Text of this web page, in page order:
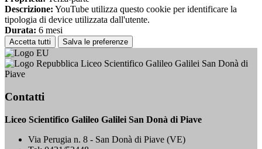
Descrizione: YouTube utilizza questo cookie per identificare la
tipologia di device utilizzata dall'utente.
Durata: 6 mesi
Accetta tutti Salva le preferenze
Liceo Scientifico Galileo Galilei San Donà di
Piave
Contatti
Liceo Scientifico Galileo Galilei San Donà di Piave
Via Perugia n. 8 - San Donà di Piave (VE)